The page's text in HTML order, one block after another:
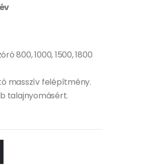
800, 1000, 1500, 1800
masszív felépítmény.
talajnyomásért.